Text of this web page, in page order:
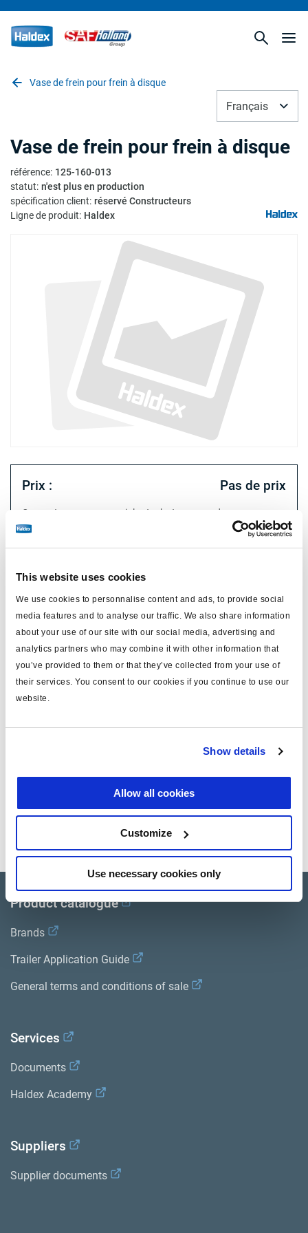
This website uses cookies
We use cookies to personnalise content and ads, to provide social
media features and to analyse our traffic. We also share information
about your use of our site with our social media, advertising and
analytics partners who may combine it with other information that
you’ve provided to them or that they’ve collected from your use of
their services. You consent to our cookies if you continue to use our
website.
Show details
Allow all cookies
Customize
Use necessary cookies only
Vase de frein pour frein à disque
Français
Vase de frein pour frein à disque
référence: 125-160-013
statut: n'est plus en production
spécification client: réservé Constructeurs
Ligne de produit: Haldex
Prix : Pas de prix
Connectez-vous pour voir le stock et commander.
type 16
note JOST
masse (kg) 0
Documents
Bibliothèque de documentation sur les produits.
Related aftermarket parts
Vase de frein pour frein à disque
Product catalogue
Brands
Trailer Application Guide
General terms and conditions of sale
Services
Documents
Haldex Academy
Suppliers
Supplier documents